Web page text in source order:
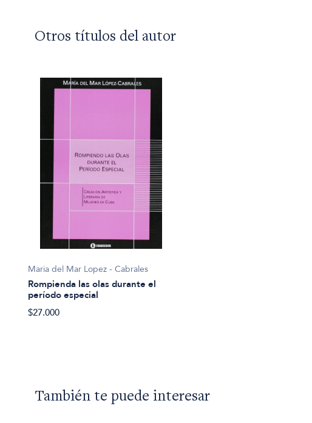
Otros títulos del autor
Maria del Mar Lopez - Cabrales
Rompienda las olas durante el
período especial
$27.000
También te puede interesar